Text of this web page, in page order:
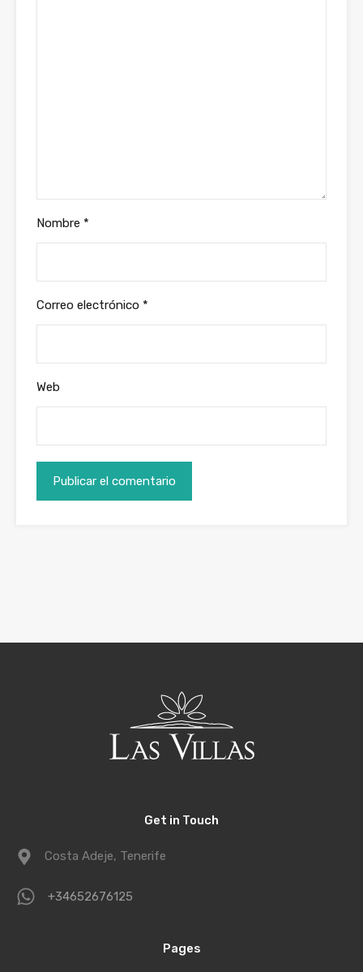
Nombre *
Correo electrónico *
Web
Get in Touch
Costa Adeje, Tenerife
+34652676125
Pages